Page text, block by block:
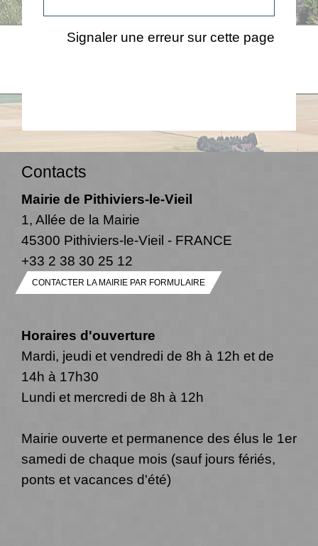
Signaler une erreur sur cette page
Contacts
Mairie de Pithiviers-le-Vieil
1, Allée de la Mairie
45300 Pithiviers-le-Vieil - FRANCE
+33 2 38 30 25 12
CONTACTER LA MAIRIE PAR FORMULAIRE
Horaires d'ouverture
Mardi, jeudi et vendredi de 8h à 12h et de
14h à 17h30
Lundi et mercredi de 8h à 12h
Mairie ouverte et permanence des élus le 1er
samedi de chaque mois (sauf jours fériés,
ponts et vacances d'été)